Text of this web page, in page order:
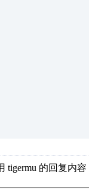
tigermu 的回复内